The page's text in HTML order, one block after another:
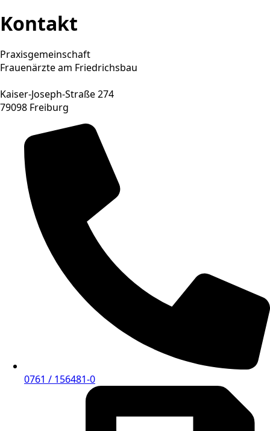
Kontakt
Praxisgemeinschaft
Frauenärzte am Friedrichsbau
Kaiser-Joseph-Straße 274
79098 Freiburg
0761 / 156481-0